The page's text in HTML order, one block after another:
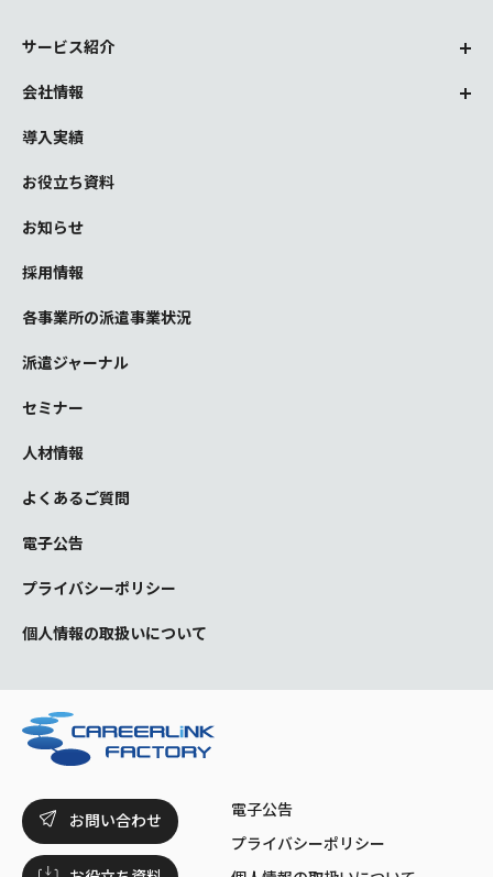
お問い合わせ
電子公告
プライバシーポリシー
サービス紹介
会社情報
導入実績
お役立ち資料
お知らせ
採用情報
各事業所の派遣事業状況
派遣ジャーナル
セミナー
人材情報
よくあるご質問
電子公告
プライバシーポリシー
個人情報の取扱いについて